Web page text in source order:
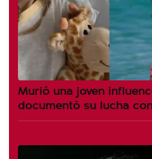
Murió una joven
documentó su lucha